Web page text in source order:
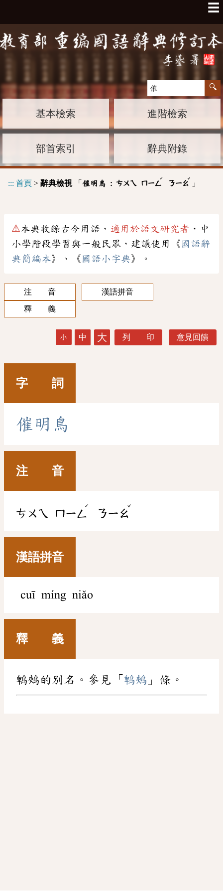
☰
基本檢索 進階檢索
部首索引 辭典附錄
::: 首頁 > 辭典檢視「 催明鳥 : ㄘㄨㄟ ㄇㄧㄥ
ˊ
ㄋㄧㄠ
ˇ
」
⚠本典收錄古今用語， 適用於語文研究者 ，中
小學階段學習與一般民眾，建議使用《 國語辭
典簡編本》、《 國語小字典》。
注 音
漢語拼音
釋 義
小 中 大 列 印 意見回饋
字 詞
催 明 鳥
注 音
ㄘㄨㄟ ㄇㄧㄥ
ˊ
ㄋㄧㄠ
ˇ
漢語拼音
cuī míng niǎo
釋 義
鵯鵊的別名。參見「 鵯鵊 」條。